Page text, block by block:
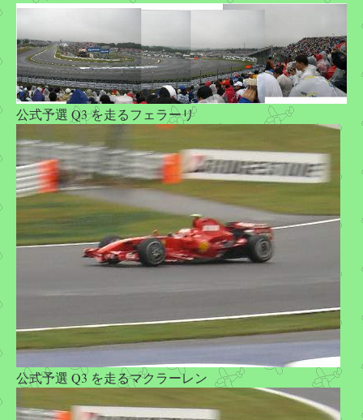
公式予選 Q3 を走るフェラーリ
公式予選 Q3 を走るマクラーレン